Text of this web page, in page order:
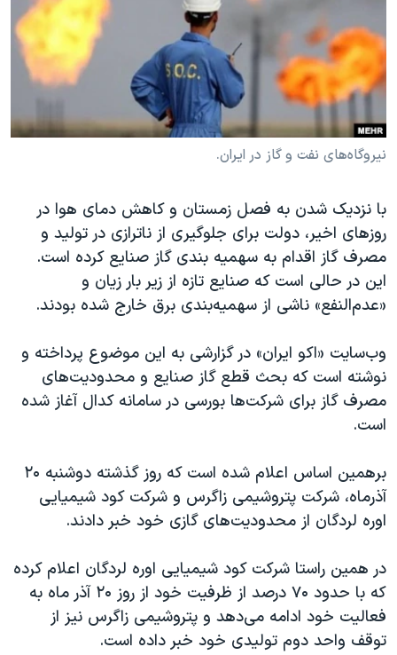
حقوق شهروندی
اقتصادی
علم و فناوری
اسرائیل در جنگ
آرشیو پخش زنده
انتخابات ریاست جمهوری آمریکا ۲۰۲۴
حمله جمهوری اسلامی به اسرائیل
رمز مهسا
ورزش زنان در ایران
مجموعه مستندهای دادخواهی
تریبونال مردمی آبان ۹۸
دادگاه حمید نوری
چهل سال گروگان‌گیری
اعتراضات مردمی آبان ۹۸
اسرائیل در جنگ
نرگس محمدی برنده جایزه نوبل صلح
همایش محافظه‌کاران آمریکا «سی‌پک»
صفحه‌های ویژه
سفر پرزیدنت ترامپ به چین
زبانهای مختلف
نیروگاه‌های نفت و گاز در ایران.
با نزدیک شدن به فصل زمستان و کاهش دمای هوا در
روزهای اخیر، دولت برای جلوگیری از ناترازی در تولید و
مصرف گاز اقدام به سهمیه بندی گاز صنایع کرده است.
این در حالی است که صنایع تازه از زیر بار زیان و
«عدم‌النفع» ناشی از سهمیه‌بندی برق خارج شده بودند.
وب‌سایت «اکو ایران» در گزارشی به این موضوع پرداخته و
نوشته است که بحث قطع گاز صنایع و محدودیت‌های
مصرف گاز برای شرکت‌ها بورسی در سامانه کدال آغاز شده
است.
برهمین اساس اعلام شده است که روز گذشته دوشنبه ۲۰
آذرماه، شرکت پتروشیمی زاگرس و شرکت کود شیمیایی
اوره لردگان از محدودیت‌های گازی خود خبر دادند.
در همین راستا شرکت کود شیمیایی اوره لردگان اعلام کرده
که با حدود ۷۰ درصد از ظرفیت خود از روز ۲۰ آذر ماه به
فعالیت خود ادامه می‌دهد و پتروشیمی زاگرس نیز از
توقف واحد دوم تولیدی خود خبر داده است.